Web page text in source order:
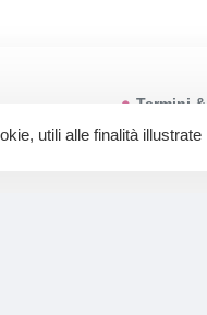
Termini
utili alle finalità illustrate